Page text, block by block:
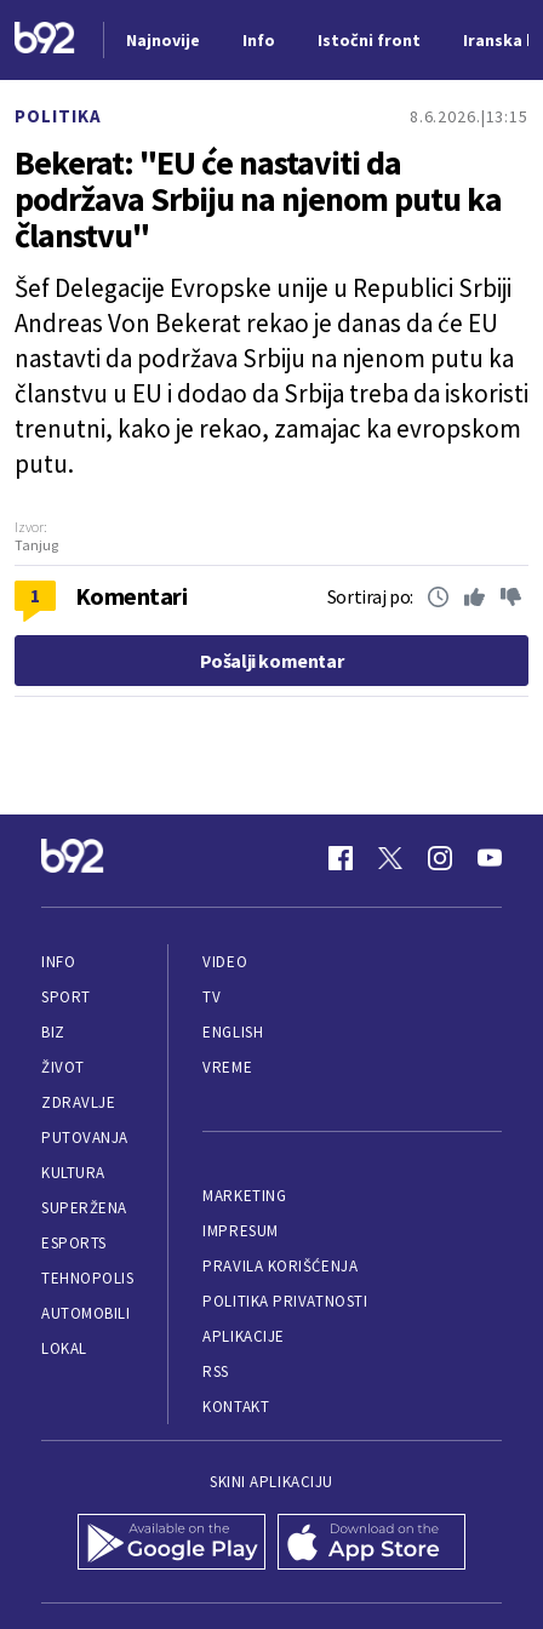
Najnovije Info Istočni front Iranska
POLITIKA 8.6.2026. 13:15
Bekerat: "EU će nastaviti da
podržava Srbiju na njenom putu ka
članstvu"
Šef Delegacije Evropske unije u Republici Srbiji
Andreas Von Bekerat rekao je danas da će EU
nastavti da podržava Srbiju na njenom putu ka
članstvu u EU i dodao da Srbija treba da iskoristi
trenutni, kako je rekao, zamajac ka evropskom
putu.
Izvor:
Tanjug
1 Komentari Sortiraj po:
Pošalji komentar
INFO
SPORT
BIZ
ŽIVOT
ZDRAVLJE
PUTOVANJA
KULTURA
SUPERŽENA
ESPORTS
TEHNOPOLIS
AUTOMOBILI
LOKAL
VIDEO
TV
ENGLISH
VREME
MARKETING
IMPRESUM
PRAVILA KORIŠĆENJA
POLITIKA PRIVATNOSTI
APLIKACIJE
RSS
KONTAKT
SKINI APLIKACIJU